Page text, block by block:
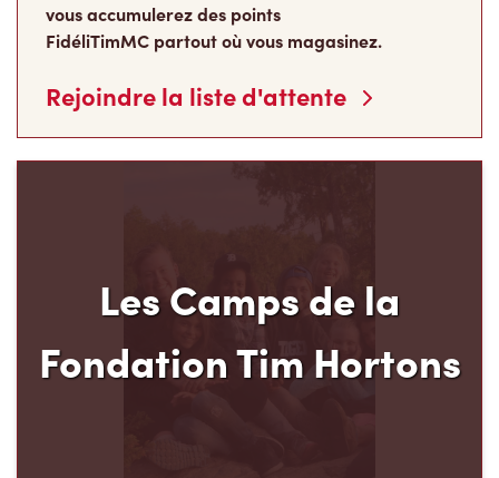
Rejoindre la liste d'attente
Fondation Tim Hortons